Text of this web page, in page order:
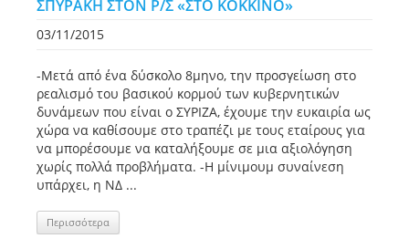
ΣΠΥΡΑΚΗ ΣΤΟΝ Ρ/Σ «ΣΤΟ ΚΟΚΚΙΝΟ»
03/11/2015
-Μετά από ένα δύσκολο 8μηνο, την προσγείωση στο
ρεαλισμό του βασικού κορμού των κυβερνητικών
δυνάμεων που είναι ο ΣΥΡΙΖΑ, έχουμε την ευκαιρία ως
χώρα να καθίσουμε στο τραπέζι με τους εταίρους για
να μπορέσουμε να καταλήξουμε σε μια αξιολόγηση
χωρίς πολλά προβλήματα. -Η μίνιμουμ συναίνεση
υπάρχει, η ΝΔ ...
Περισσότερα